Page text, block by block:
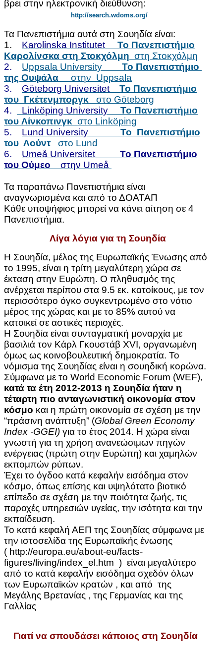
βρει στην ηλεκτρονική διεύθυνση:
http://search.wdoms.org/
Τα Πανεπιστήμια αυτά στη Σουηδία είναι:
1. Karolinska Institutet
Το Πανεπιστήμιο
Καρολίνσκα στη Στοκχόλμη στη Στοκχόλμη
2. Uppsala University Το Πανεπιστήμιο
της Ουψάλα
στην Uppsala
3. Göteborg Universitet
Το Πανεπιστήμιο
του Γκέτενμποργκ στο Göteborg
4.
Linköping University
Το Πανεπιστήμιο
του Λίνκοπινγκ στο Linköping
5. Lund University
Το Πανεπιστήμιο
του Λούντ στο Lund
6. Umeå Universitet
Το Πανεπιστήμιο
του Ούμεο
στην Umeå
Τα παραπάνω Πανεπιστήμια είναι
αναγνωρισμένα και από το ΔΟΑΤΑΠ
Κάθε υποψήφιος μπορεί να κάνει αίτηση σε 4
Πανεπιστήμια.
Λίγα λόγια για τη Σουηδία
Η Σουηδία, μέλος της Ευρωπαϊκής Ένωσης από
το 1995, είναι η τρίτη μεγαλύτερη χώρα σε
έκταση στην Ευρώπη. Ο πληθυσμός της
ανέρχεται περίπου στα 9.5 εκ. κατοίκους, με τον
περισσότερο όγκο συγκεντρωμένο στο νότιο
μέρος της χώρας και με το 85% αυτού να
κατοικεί σε αστικές περιοχές.
Η Σουηδία είναι συνταγματική μοναρχία με
βασιλιά τον Κάρλ Γκουστάβ XVI, οργανωμένη
όμως ως κοινοβουλευτική δημοκρατία. Το
νόμισμα της Σουηδίας είναι η σουηδική κορώνα.
Σύμφωνα με το World Economic Forum (WEF),
κατά τα έτη 2012-2013 η Σουηδία ήταν η
τέταρτη πιο ανταγωνιστική οικονομία στον
κόσμο και η πρώτη οικονομία σε σχέση με την
“πράσινη ανάπτυξη” (Global Green Economy
Index -GGEI) για το έτος 2014. Η χώρα είναι
γνωστή για τη χρήση ανανεώσιμων πηγών
ενέργειας (πρώτη στην Ευρώπη) και χαμηλών
εκπομπών ρύπων.
Έχει το όγδοο κατά κεφαλήν εισόδημα στον
κόσμο, όπως επίσης και υψηλότατο βιοτικό
επίπεδο σε σχέση με την ποιότητα ζωής, τις
παροχές υπηρεσιών υγείας, την ισότητα και την
εκπαίδευση.
Το κατά κεφαλή ΑΕΠ της Σουηδίας σύμφωνα με
την ιστοσελίδα της Ευρωπαϊκής ένωσης
( http://europa.eu/about-eu/facts-
figures/living/index_el.htm ) είναι μεγαλύτερο
από το κατά κεφαλήν εισόδημα σχεδόν όλων
των Ευρωπαϊκών κρατών , και από της
Μεγάλης Βρετανίας , της Γερμανίας και της
Γαλλίας
Γιατί να σπουδάσει κάποιος στη Σουηδία